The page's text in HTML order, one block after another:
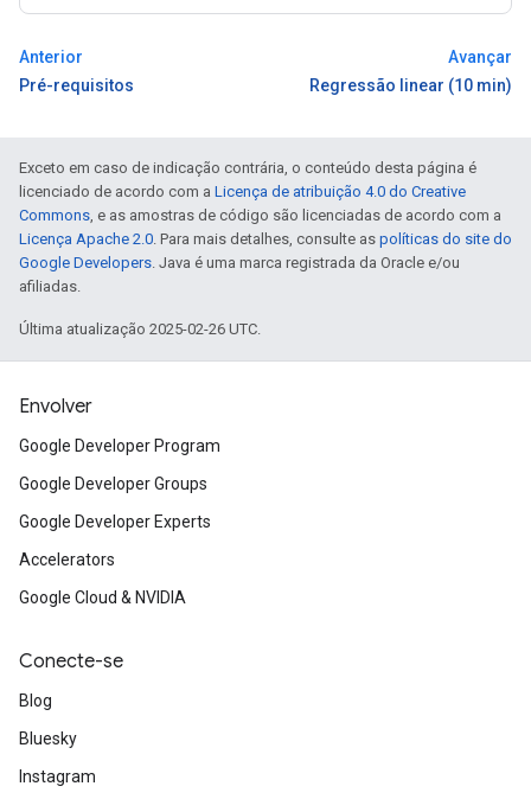
Anterior
Pré-requisitos
Avançar
Regressão linear (10 min)
Exceto em caso de indicação contrária, o conteúdo desta página é
licenciado de acordo com a Licença de atribuição 4.0 do Creative
Commons, e as amostras de código são licenciadas de acordo com a
Licença Apache 2.0. Para mais detalhes, consulte as políticas do site do
Google Developers. Java é uma marca registrada da Oracle e/ou
afiliadas.
Última atualização 2025-02-26 UTC.
Envolver
Google Developer Program
Google Developer Groups
Google Developer Experts
Accelerators
Google Cloud & NVIDIA
Conecte-se
Blog
Bluesky
Instagram